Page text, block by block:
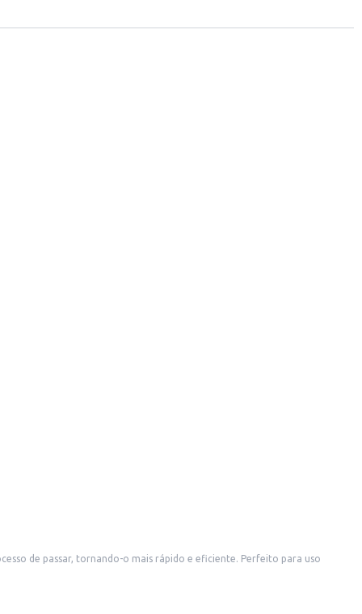
de passar, tornando-o mais rápido e eficiente. Perfeito para uso